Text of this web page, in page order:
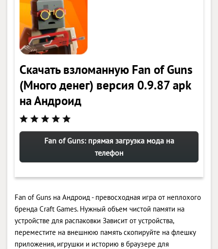
Скачать взломанную Fan of Guns
(Много денег) версия 0.9.87 apk
на Андроид
Fan of Guns: прямая загрузка мода на
телефон
Fan of Guns на Андроид - превосходная игра от неплохого
бренда Craft Games. Нужный объем чистой памяти на
устройстве для распаковки Зависит от устройства,
переместите на внешнюю память скопируйте на флешку
приложения, игрушки и историю в браузере для